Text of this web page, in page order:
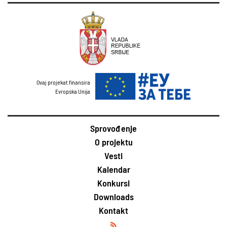
Ovaj projekat finansira
Evropska Unija
Sprovođenje
O projektu
Vesti
Kalendar
Konkursi
Downloads
Kontakt